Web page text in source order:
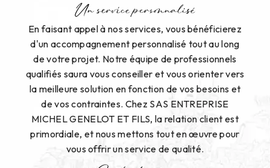
Un service personnalisé
En faisant appel à nos services, vous bénéficierez
d'un accompagnement personnalisé tout au long
de votre projet. Notre équipe de professionnels
qualifiés saura vous conseiller et vous orienter vers
la meilleure solution en fonction de vos besoins et
de vos contraintes. Chez SAS ENTREPRISE
MICHEL GENELOT ET FILS, la relation client est
primordiale, et nous mettons tout en œuvre pour
vous offrir un service de qualité.